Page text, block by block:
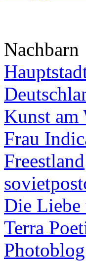
Nachbarn
Kunst am
Frau
Freestland
Die Liebe
Terra